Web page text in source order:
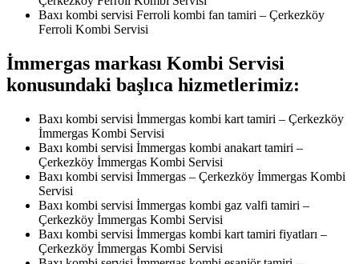
Baxı kombi servisi Ferroli kombi fan tamiri – Çerkezköy
Ferroli Kombi Servisi
İmmergas markası Kombi Servisi
konusundaki başlıca hizmetlerimiz:
Baxı kombi servisi İmmergas kombi kart tamiri – Çerkezköy
İmmergas Kombi Servisi
Baxı kombi servisi İmmergas kombi anakart tamiri –
Çerkezköy İmmergas Kombi Servisi
Baxı kombi servisi İmmergas – Çerkezköy İmmergas Kombi
Servisi
Baxı kombi servisi İmmergas kombi gaz valfi tamiri –
Çerkezköy İmmergas Kombi Servisi
Baxı kombi servisi İmmergas kombi kart tamiri fiyatları –
Çerkezköy İmmergas Kombi Servisi